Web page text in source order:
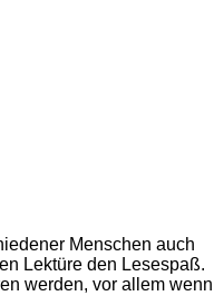
Menschen auch
Lektüre den Lesespaß.
werden, vor allem wenn